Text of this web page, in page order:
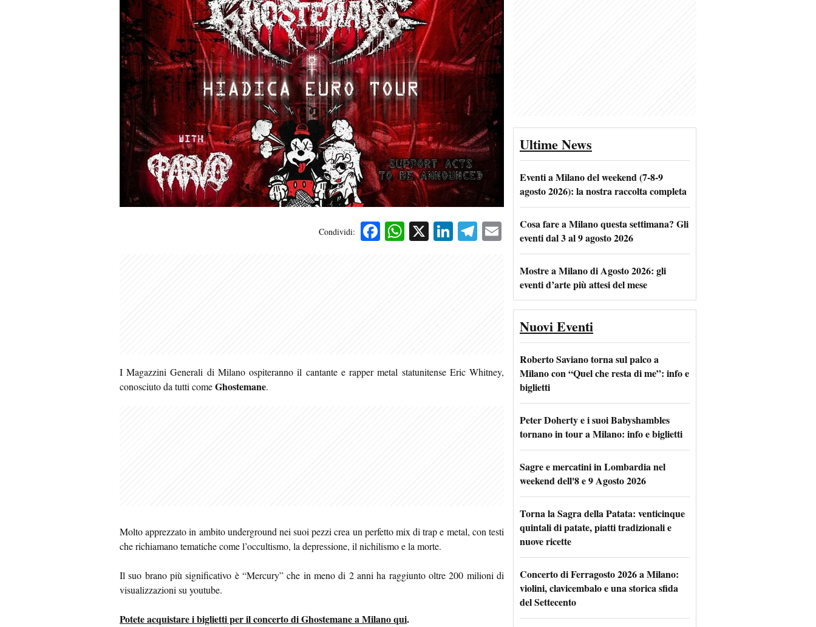
Condividi: Facebook
WhatsApp
X LinkedIn
Telegram
Email
I Magazzini Generali di Milano ospiteranno il cantante e rapper metal statunitense Eric Whitney,
conosciuto da tutti comeGhostemane.
Molto apprezzato in ambito underground nei suoi pezzi crea un perfetto mix di trap e metal, con testi
che richiamano tematiche come l’occultismo, la depressione, il nichilismo e la morte.
Il suo brano più significativo è “Mercury” che in meno di 2 anni ha raggiunto oltre 200 milioni di
visualizzazioni su youtube.
Potete acquistare i biglietti per il concerto di Ghostemane a Milano qui.
Ultime News
Eventi a Milano del weekend (7-8-9
agosto 2026): la nostra raccolta completa
Cosa fare a Milano questa settimana? Gli
eventi dal 3 al 9 agosto 2026
Mostre a Milano di Agosto 2026: gli
eventi d’arte più attesi del mese
Nuovi Eventi
Roberto Saviano torna sul palco a
Milano con “Quel che resta di me”: info e
biglietti
Peter Doherty e i suoi Babyshambles
tornano in tour a Milano: info e biglietti
Sagre e mercatini in Lombardia nel
weekend dell'8 e 9 Agosto 2026
Torna la Sagra della Patata: venticinque
quintali di patate, piatti tradizionali e
nuove ricette
Concerto di Ferragosto 2026 a Milano:
violini, clavicembalo e una storica sfida
del Settecento